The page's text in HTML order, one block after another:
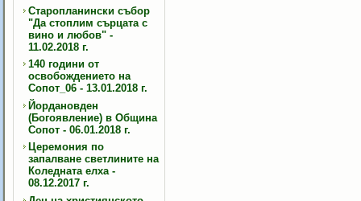
Старопланински събор
"Да стоплим сърцата с
вино и любов" -
11.02.2018 г.
140 години от
освобождението на
Сопот_06 - 13.01.2018 г.
Йордановден
(Богоявление) в Община
Сопот - 06.01.2018 г.
Церемония по
запалване светлините на
Коледната елха -
08.12.2017 г.